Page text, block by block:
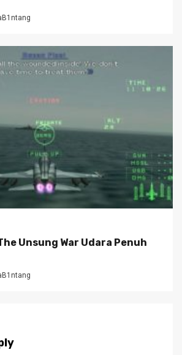
Unsung War Udara Penuh